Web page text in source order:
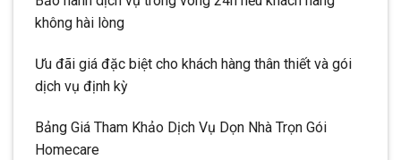
không hài lòng
Ưu đãi giá đặc biệt cho khách hàng thân thiết và gói
dịch vụ định kỳ
Bảng Giá Tham Khảo Dịch Vụ Dọn Nhà Trọn Gói
Homecare